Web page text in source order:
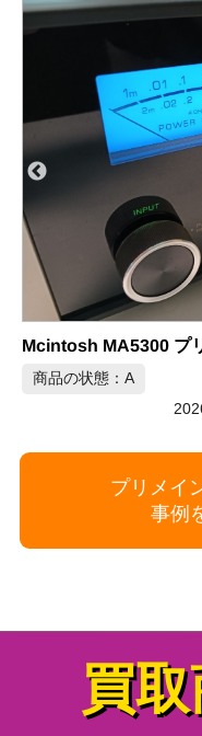
LUXMAN L-590AX
商品の状態：B
プリメイ
事例
買